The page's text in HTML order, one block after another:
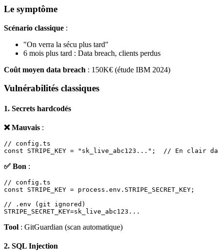
Le symptôme
Scénario classique :
"On verra la sécu plus tard"
6 mois plus tard : Data breach, clients perdus
Coût moyen data breach : 150K€ (étude IBM 2024)
Vulnérabilités classiques
1. Secrets hardcodés
❌ Mauvais :
// config.ts
✅ Bon :
// config.ts
const STRIPE_KEY = process.env.STRIPE_SECRET_KEY;
// .env (git ignored)
Tool : GitGuardian (scan automatique)
2. SQL Injection